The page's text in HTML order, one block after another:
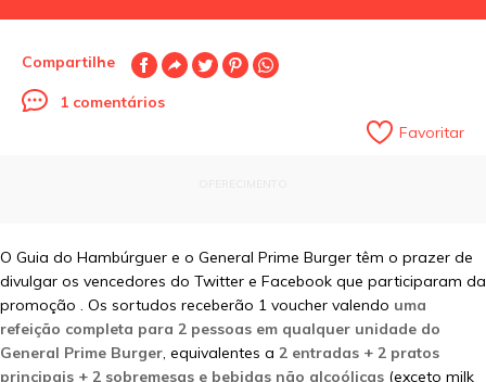
Compartilhe
1 comentários
Favoritar
O Guia do Hambúrguer e o General Prime Burger têm o prazer de
divulgar os vencedores do Twitter e Facebook que participaram da
promoção . Os sortudos receberão 1 voucher valendo uma
refeição completa para 2 pessoas em qualquer unidade do
General Prime Burger, equivalentes a 2 entradas + 2 pratos
principais + 2 sobremesas e bebidas não alcoólicas (exceto milk